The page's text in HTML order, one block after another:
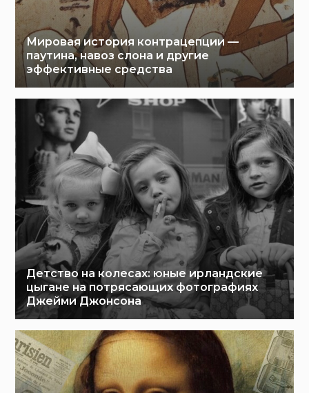
Мировая история контрацепции —
паутина, навоз слона и другие
эффективные средства
Детство на колесах: юные ирландские
цыгане на потрясающих фотографиях
Джейми Джонсона